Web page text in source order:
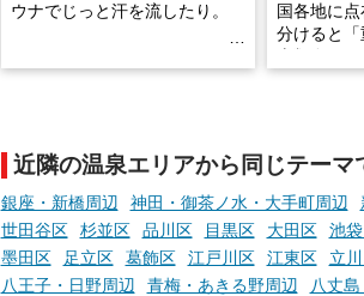
ウナでじっと汗を流したり。
た「これからのこと」や「ちょ
っとした悩み」が、頭に浮かん
でくることはありませんか？
お風呂でリラックスしているか
国各地に点
分けると「
す。
今回は筆
ら、日本
泉を12施
日帰り入浴
近隣の温泉エリアから同じテーマ
銀座・新橋周辺 神田・御茶ノ水・大手町周辺
世田谷区
杉並区 品川区 目黒区 大田区 池
墨田区
足立区 葛飾区 江戸川区 江東区 立
八王子・日野周辺
青梅・あきる野周辺 八丈